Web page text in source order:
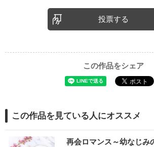
投票する
この作品をシェア
この作品を見ている人にオススメ
再会ロマンス～幼なじみ